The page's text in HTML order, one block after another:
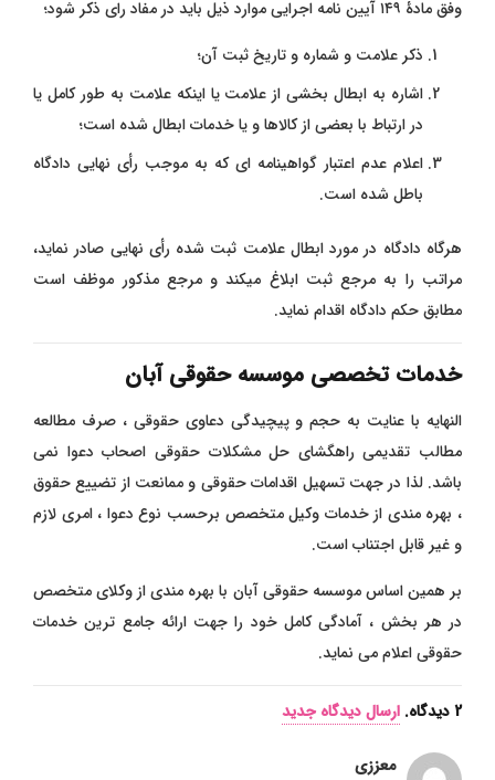
وفق مادۀ ۱۴۹ آیین نامه اجرایی موارد ذیل باید در مفاد رای ذکر شود؛
ذکر علامت و شماره و تاریخ ثبت آن؛
اشاره به ابطال بخشی از علامت یا اینکه علامت به طور کامل یا
در ارتباط با بعضی از کالاها و یا خدمات ابطال شده است؛
اعلام عدم اعتبار گواهینامه ای که به موجب رأی نهایی دادگاه
باطل شده است.
هرگاه دادگاه در مورد ابطال علامت ثبت شده رأی نهایی صادر نماید،
مراتب را به مرجع ثبت ابلاغ میکند و مرجع مذکور موظف است
مطابق حکم دادگاه اقدام نماید.
خدمات تخصصی موسسه حقوقی آبان
النهایه با عنایت به حجم و پیچیدگی دعاوی حقوقی ، صرف مطالعه
مطالب تقدیمی راهگشای حل مشکلات حقوقی اصحاب دعوا نمی
باشد. لذا در جهت تسهیل اقدامات حقوقی و ممانعت از تضییع حقوق
، بهره مندی از خدمات وکیل متخصص برحسب نوع دعوا ، امری لازم
و غیر قابل اجتناب است.
بر همین اساس موسسه حقوقی آبان با بهره مندی از وکلای متخصص
در هر بخش ، آمادگی کامل خود را جهت ارائه جامع ترین خدمات
حقوقی اعلام می نماید.
2دیدگاه. ارسال دیدگاه جدید
معززی